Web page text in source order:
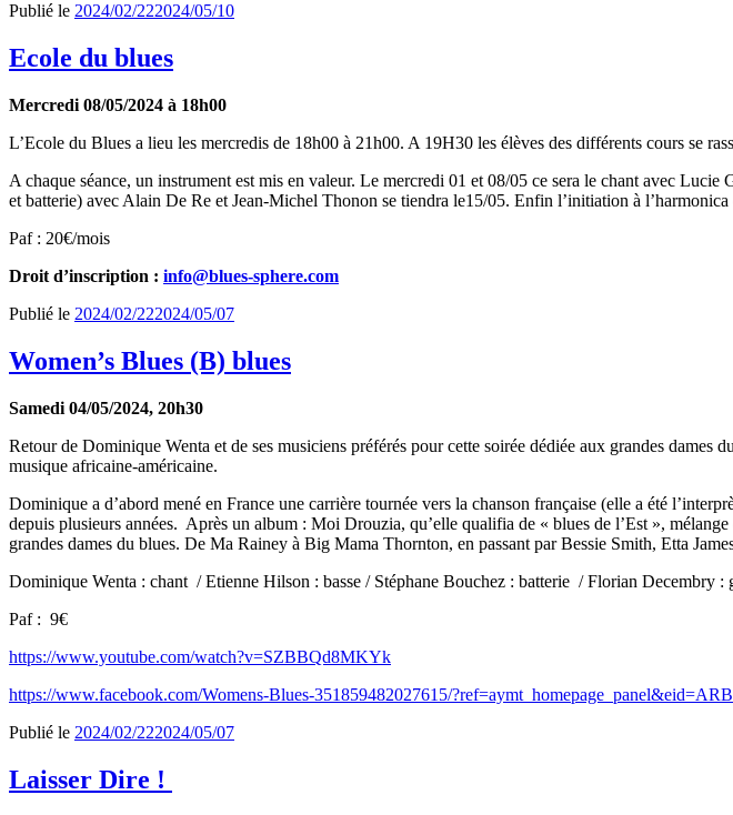
Publié le 2024/02/222024/05/10
Ecole du blues
Mercredi 08/05/2024 à 18h00
L’Ecole du Blues a lieu les mercredis de 18h00 à 21h00. A 19H30 les élèves des différents cours se
A chaque séance, un instrument est mis en valeur. Le mercredi 01 et 08/05 ce sera le chant avec
et batterie) avec Alain De Re et Jean-Michel Thonon se tiendra le15/05. Enfin l’initiation à
Paf : 20€/mois
Droit d’inscription : info@blues-sphere.com
Publié le 2024/02/222024/05/07
Women’s Blues (B) blues
Samedi 04/05/2024, 20h30
Retour de Dominique Wenta et de ses musiciens préférés pour cette soirée dédiée aux grandes dames
musique africaine-américaine.
Dominique a d’abord mené en France une carrière tournée vers la chanson française (elle a été
depuis plusieurs années. Après un album : Moi Drouzia, qu’elle qualifia de « blues de l’Est »,
grandes dames du blues. De Ma Rainey à Big Mama Thornton, en passant par Bessie Smith, Etta
Dominique Wenta : chant / Etienne Hilson : basse / Stéphane Bouchez : batterie / Florian Decembry :
Paf : 9€
https://www.youtube.com/watch?v=SZBBQd8MKYk
https://www.facebook.com/Womens-Blues-351859482027615/
Publié le 2024/02/222024/05/07
Laisser Dire !